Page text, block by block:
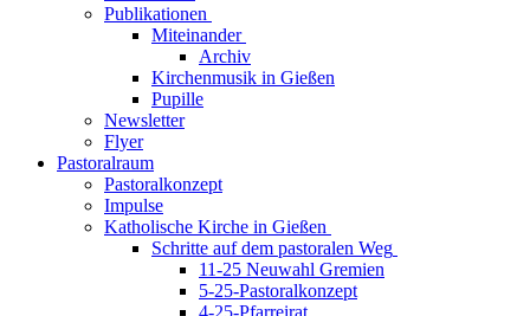
Publikationen
Miteinander
Archiv
Kirchenmusik in Gießen
Pupille
Newsletter
Flyer
Pastoralraum
Pastoralkonzept
Impulse
Katholische Kirche in Gießen
Schritte auf dem pastoralen Weg
11-25 Neuwahl Gremien
5-25-Pastoralkonzept
4-25-Pfarreirat